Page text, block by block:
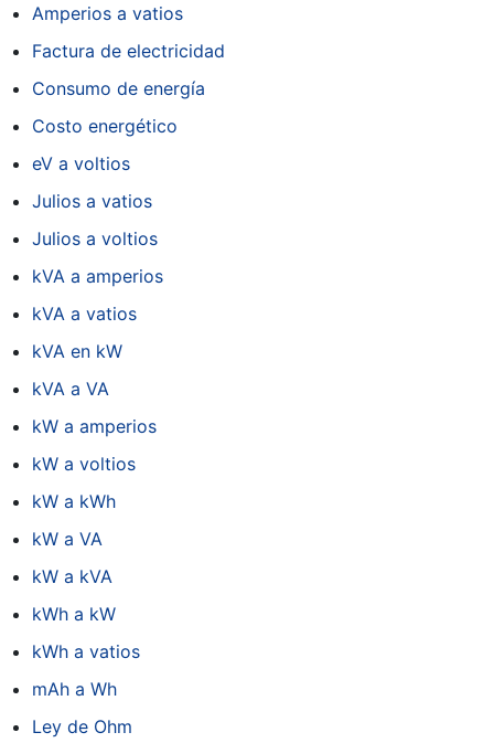
Amperios a vatios
Factura de electricidad
Consumo de energía
Costo energético
eV a voltios
Julios a vatios
Julios a voltios
kVA a amperios
kVA a vatios
kVA en kW
kVA a VA
kW a amperios
kW a voltios
kW a kWh
kW a VA
kW a kVA
kWh a kW
kWh a vatios
mAh a Wh
Ley de Ohm